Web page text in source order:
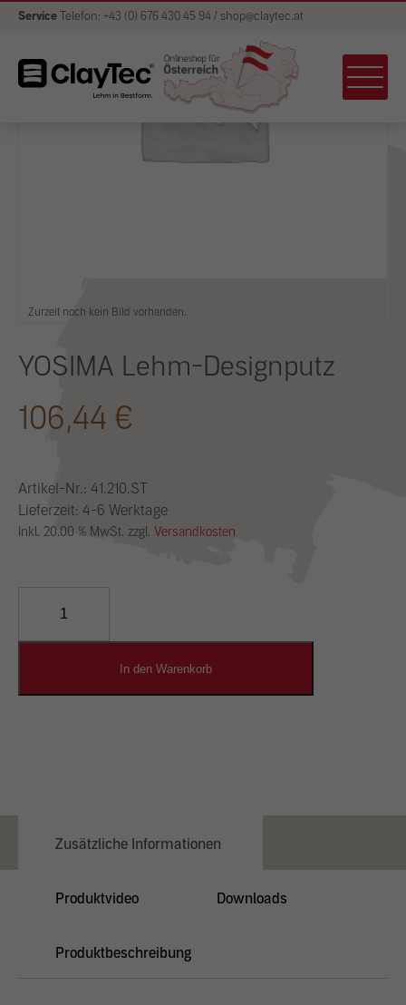
Service Telefon: +43 (0) 676 430 45 94 / shop@claytec.at
Zurzeit noch kein Bild vorhanden.
YOSIMA Lehm-Designputz
106,44 €
Artikel-Nr.: 41.210.ST
Lieferzeit: 4-6 Werktage
Inkl. 20.00 % MwSt. zzgl. Versandkosten
Designputz
In den Warenkorb
Zusätzliche Informationen
Produktvideo Downloads
Produktbeschreibung